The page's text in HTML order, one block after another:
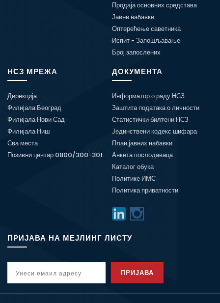
Продаја основних средстава
Јавне набавке
Оптерећење саветника
Испит - Запошљавање
Број запослених
НСЗ МРЕЖА
Дирекција
Филијала Београд
Филијала Нови Сад
Филијала Ниш
Сва места
Позивни центар 0800/300-301
ДОКУМЕНТА
Информатор о раду НСЗ
Заштита података о личности
Статистички билтени НСЗ
Јединствени кодекс шифара
План јавних набавки
Анкета послодаваца
Каталог обука
Политике ИМС
Политика приватности
ПРИЈАВА НА МЕЈЛИНГ ЛИСТУ
ПРИЈАВА